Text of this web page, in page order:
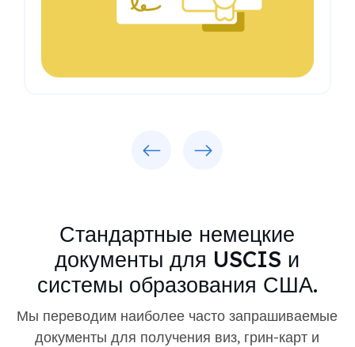
Стандартные немецкие
документы для USCIS и
системы образования США.
Мы переводим наиболее часто запрашиваемые
документы для получения виз, грин-карт и